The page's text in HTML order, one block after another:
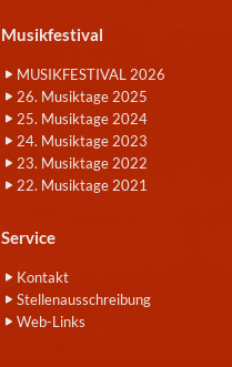
Musikfestival
MUSIKFESTIVAL 2026
26. Musiktage 2025
25. Musiktage 2024
24. Musiktage 2023
23. Musiktage 2022
22. Musiktage 2021
Service
Kontakt
Stellenausschreibung
Web-Links